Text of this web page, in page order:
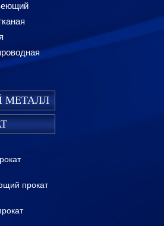
МЕТАЛЛ
прокат